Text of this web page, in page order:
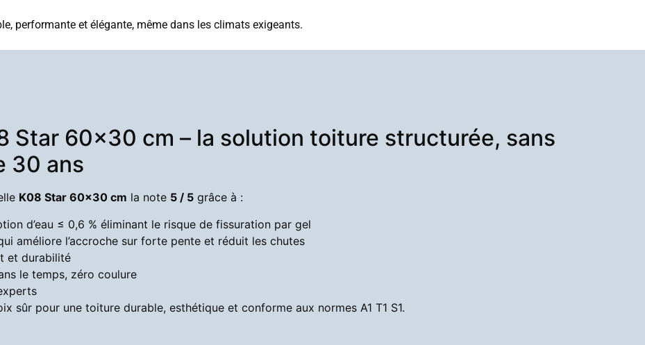
performante et élégante, même dans les climats exigeants.
Star 60×30 cm – la solution toiture structurée, sans
30 ans
K08 Star 60×30 cm la note 5 / 5 grâce à :
d’eau ≤ 0,6 % éliminant le risque de fissuration par gel
améliore l’accroche sur forte pente et réduit les chutes
et durabilité
le temps, zéro coulure
sûr pour une toiture durable, esthétique et conforme aux normes A1 T1 S1.